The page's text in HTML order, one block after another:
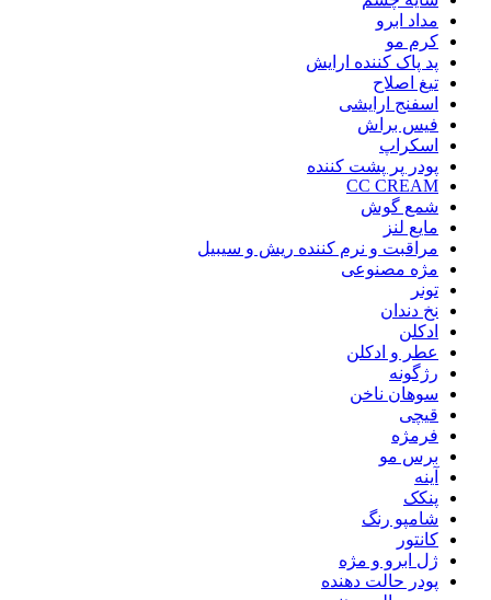
مداد ابرو
کرم مو
پد پاک کننده ارایش
تیغ اصلاح
اسفنج ارایشی
فیس براش
اسکراپ
پودر پر پشت کننده
CC CREAM
شمع گوش
مایع لنز
مراقبت و نرم کننده ریش و سیبیل
مژه مصنوعی
تونر
نخ دندان
ادکلن
عطر و ادکلن
رژگونه
سوهان ناخن
قیچی
فرمژه
برس مو
آینه
پنکک
شامپو رنگ
کانتور
ژل ابرو و مژه
پودر حالت دهنده